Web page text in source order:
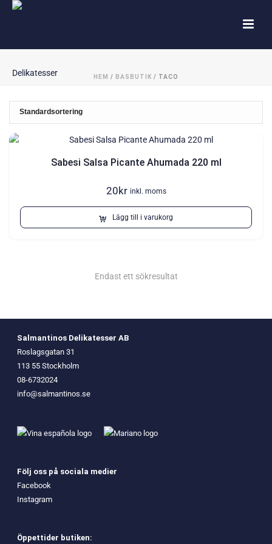
HEM / BASBUTIK / TACO
Sabesi Salsa Picante Ahumada 220 ml
20kr inkl. moms
Lägg till i varukorg
Endast ett sökresultat
Salmantinos Delikatesser AB
Roslagsgatan 31
113 55 Stockholm
08-6732024
info@salmantinos.se
Följ oss på sociala medier
Facebook
Instagram
Öppettider butiken: